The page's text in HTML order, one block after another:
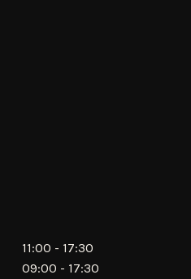
11:00 - 17:30
09:00 - 17:30